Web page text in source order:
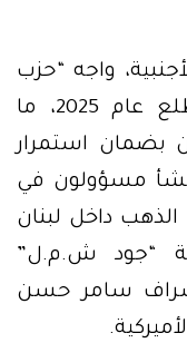
واجه “حزب
الله” صعوبات تمويلية في مطلع عام 2025، ما
بضمان استمرار
مسؤولون في
داخل لبنان
“جود ش.م.ل”
سامر حسن